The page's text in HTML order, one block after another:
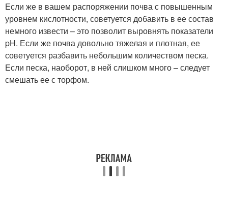
Если же в вашем распоряжении почва с повышенным
уровнем кислотности, советуется добавить в ее состав
немного извести – это позволит выровнять показатели
pH. Если же почва довольно тяжелая и плотная, ее
советуется разбавить небольшим количеством песка.
Если песка, наоборот, в ней слишком много – следует
смешать ее с торфом.